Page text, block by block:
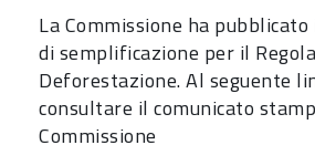
La Commissione ha
di semplificazione per il
Deforestazione. Al seguente
consultare il comunicato
Commissione